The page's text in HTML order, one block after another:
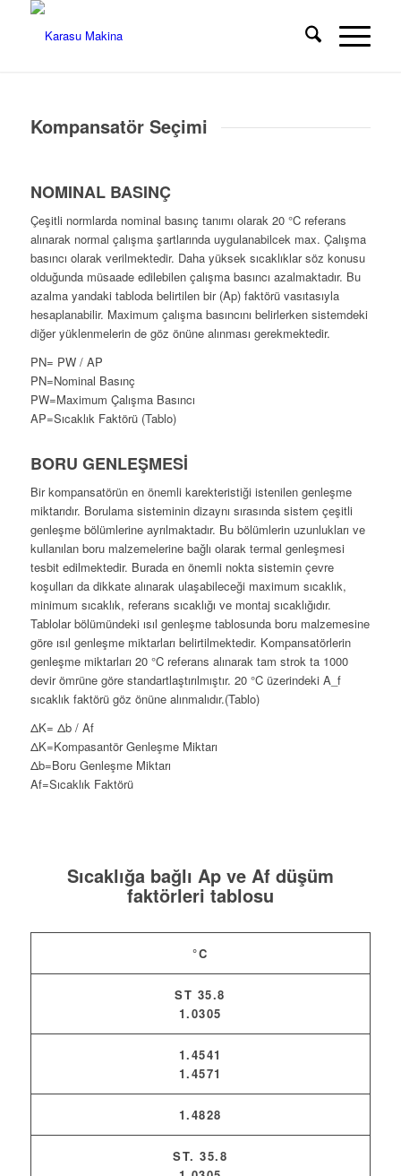
Kompansatör Seçimi
NOMINAL BASINÇ
Çeşitli normlarda nominal basınç tanımı olarak 20 °C referans
alınarak normal çalışma şartlarında uygulanabilcek max. Çalışma
basıncı olarak verilmektedir. Daha yüksek sıcaklıklar söz konusu
olduğunda müsaade edilebilen çalışma basıncı azalmaktadır. Bu
azalma yandaki tabloda belirtilen bir (Ap) faktörü vasıtasıyla
hesaplanabilir. Maximum çalışma basıncını belirlerken sistemdeki
diğer yüklenmelerin de göz önüne alınması gerekmektedir.
PN= PW / AP
PN=Nominal Basınç
PW=Maximum Çalışma Basıncı
AP=Sıcaklık Faktörü (Tablo)
BORU GENLEŞMESİ
Bir kompansatörün en önemli karekteristiği istenilen genleşme
miktarıdır. Borulama sisteminin dizaynı sırasında sistem çeşitli
genleşme bölümlerine ayrılmaktadır. Bu bölümlerin uzunlukları ve
kullanılan boru malzemelerine bağlı olarak termal genleşmesi
tesbit edilmektedir. Burada en önemli nokta sistemin çevre
koşulları da dikkate alınarak ulaşabileceği maximum sıcaklık,
minimum sıcaklık, referans sıcaklığı ve montaj sıcaklığıdır.
Tablolar bölümündeki ısıl genleşme tablosunda boru malzemesine
göre ısıl genleşme miktarları belirtilmektedir. Kompansatörlerin
genleşme miktarları 20 °C referans alınarak tam strok ta 1000
devir ömrüne göre standartlaştırılmıştır. 20 °C üzerindeki A_f
sıcaklık faktörü göz önüne alınmalıdır.(Tablo)
ΔK= Δb / Af
ΔK=Kompasantör Genleşme Miktarı
Δb=Boru Genleşme Miktarı
Af=Sıcaklık Faktörü
Sıcaklığa bağlı Ap ve Af düşüm
faktörleri tablosu
°C
ST 35.8
1.0305
1.4541
1.4571
1.4828
ST. 35.8